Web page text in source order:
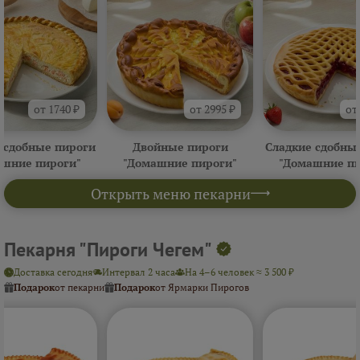
Открыть меню пекарни
от 1740 ₽
пироги
пироги"
от 2995 ₽
Двойные пироги
"Домашние пироги"
от
Сладкие
"Домашние
Пекарня "Пироги Чегем"
Доставка сегодня Интервал 2 часа
На 4–6 человек ≈ 3 500 ₽
Подарокот пекарни Подарокот Ярмарки Пирогов